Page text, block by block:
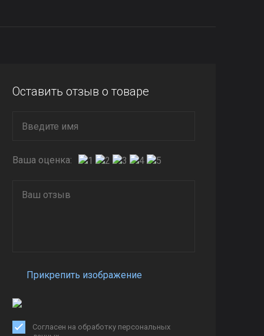
Оставить отзыв о товаре
Ваша оценка:
Прикрепить изображение
Согласен на обработку персональных